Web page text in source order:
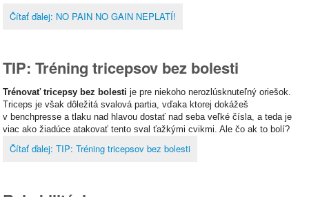
Čítať ďalej: NO PAIN NO GAIN NEPLATÍ!
TIP: Tréning tricepsov bez bolesti
Trénovať tricepsy bez bolesti je pre niekoho nerozlúsknuteľný oriešok.
Triceps je však dôležitá svalová partia, vďaka ktorej dokážeš
v benchpresse a tlaku nad hlavou dostať nad seba veľké čísla, a teda je
viac ako žiadúce atakovať tento sval ťažkými cvikmi. Ale čo ak to bolí?
Čítať ďalej: TIP: Tréning tricepsov bez bolesti